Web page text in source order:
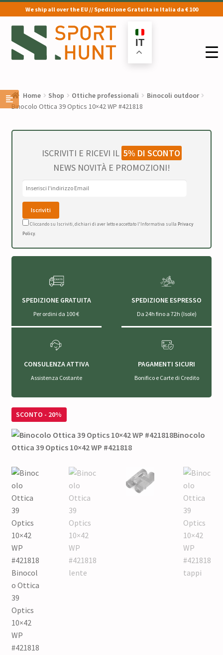
We ship all over the EU // Spedizione Gratuita in Italia da € 100
Vai
alla
navigazione
Vai
al
contenuto
IT
Home Shop Ottiche professionali
Binocoli outdoor
Binocolo Ottica 39 Optics 10×42 WP #421818
ISCRIVITI E RICEVI IL 5% DI SCONTO
NEWS NOVITÀ E PROMOZIONI!
Cliccando su Iscriviti, dichiari di aver letto e accettato l'Informativa sulla Privacy
Policy.
SPEDIZIONE GRATUITA
Per ordini da 100 €
SPEDIZIONE ESPRESSO
Da 24h fino a 72h (Isole)
CONSULENZA ATTIVA
Assistenza Costante
PAGAMENTI SICURI
Bonifico e Carte di Credito
SCONTO - 20%